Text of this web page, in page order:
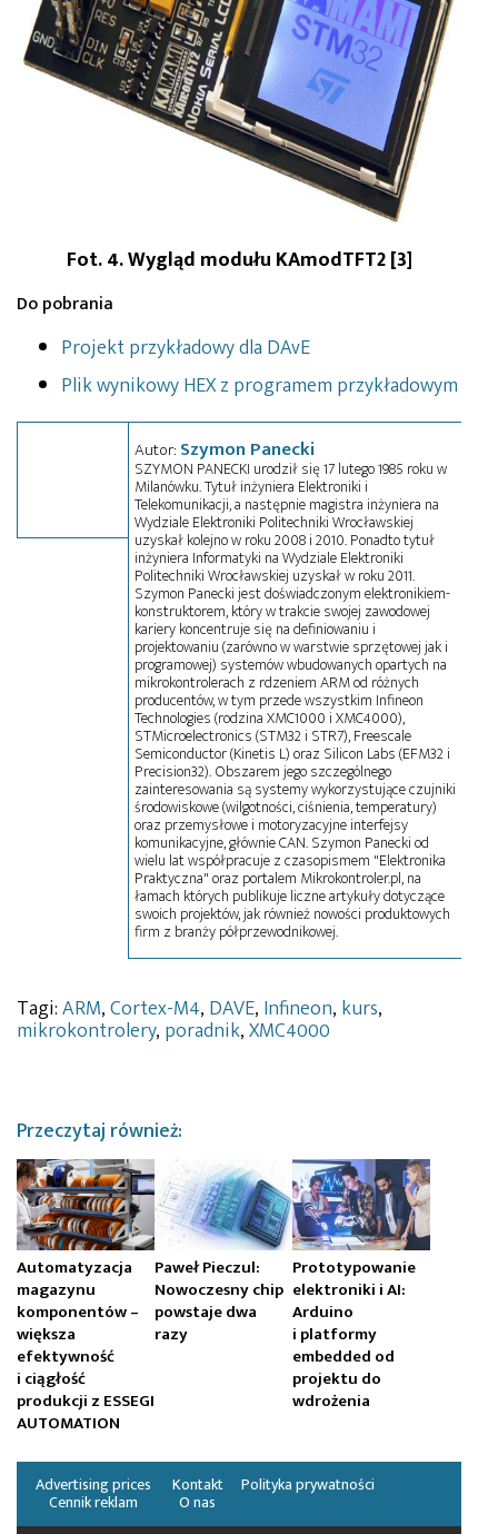
Fot. 4. Wygląd modułu KAmodTFT2 [3]
Do pobrania
Projekt przykładowy dla DAvE
Plik wynikowy HEX z programem przykładowym
Autor: Szymon Panecki
SZYMON PANECKI urodził się 17 lutego 1985 roku w
Milanówku. Tytuł inżyniera Elektroniki i
Telekomunikacji, a następnie magistra inżyniera na
Wydziale Elektroniki Politechniki Wrocławskiej
uzyskał kolejno w roku 2008 i 2010. Ponadto tytuł
inżyniera Informatyki na Wydziale Elektroniki
Politechniki Wrocławskiej uzyskał w roku 2011.
Szymon Panecki jest doświadczonym elektronikiem-
konstruktorem, który w trakcie swojej zawodowej
kariery koncentruje się na definiowaniu i
projektowaniu (zarówno w warstwie sprzętowej jak i
programowej) systemów wbudowanych opartych na
mikrokontrolerach z rdzeniem ARM od różnych
producentów, w tym przede wszystkim Infineon
Technologies (rodzina XMC1000 i XMC4000),
STMicroelectronics (STM32 i STR7), Freescale
Semiconductor (Kinetis L) oraz Silicon Labs (EFM32 i
Precision32). Obszarem jego szczególnego
zainteresowania są systemy wykorzystujące czujniki
środowiskowe (wilgotności, ciśnienia, temperatury)
oraz przemysłowe i motoryzacyjne interfejsy
komunikacyjne, głównie CAN. Szymon Panecki od
wielu lat współpracuje z czasopismem "Elektronika
Praktyczna" oraz portalem Mikrokontroler.pl, na
łamach których publikuje liczne artykuły dotyczące
swoich projektów, jak również nowości produktowych
firm z branży półprzewodnikowej.
Tagi:ARM,Cortex-M4, DAVE, Infineon, kurs,
mikrokontrolery, poradnik,XMC4000
Przeczytaj również:
Automatyzacja
magazynu
komponentów –
większa
efektywność
i ciągłość
produkcji z ESSEGI
AUTOMATION
Paweł Pieczul:
Nowoczesny chip
powstaje dwa
razy
Prototypowanie
elektroniki i AI:
Arduino
i platformy
embedded od
projektu do
wdrożenia
Cennik reklam
Advertising prices Kontakt
O nas
Polityka prywatności